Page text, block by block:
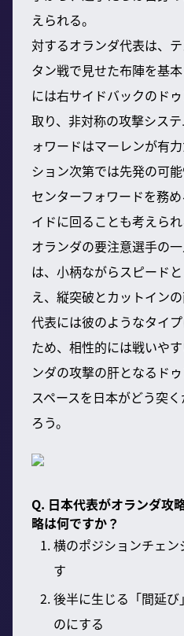
えられる。
対するオランダ代表は、
タン戦で見せた布陣を基
には右サイドバックのド
取り、非対称の攻撃シス
ォワードはマーレンが有
ション次第では先発の可
センターフォワードを務
イドに回ることも考えられ
オランダの要注意選手の
は、小柄ながらスピード
え、縦突破とカットイン
代表には彼のようなタイ
ため、相性的には戦いや
ンダの攻撃の肝となるド
スペースを日本がどう突
ろう。
Q. 日本代表がオランダ攻
略は何ですか？
横のポジションチェ
す
後半に生じる「間延
のにする